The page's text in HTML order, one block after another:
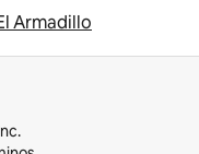
Armadillo